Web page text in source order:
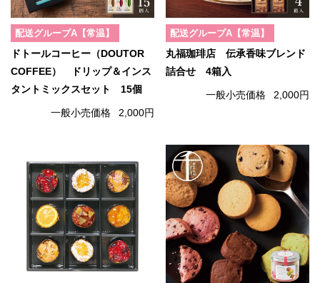
配送グループA【常温】
ドトールコーヒー（DOUTOR
COFFEE） ドリップ＆インス
タントミックスセット 15個
一般小売価格 2,000円
配送グループA【常温】
丸福珈琲店 伝承香味ブレンド
詰合せ 4箱入
一般小売価格 2,000円